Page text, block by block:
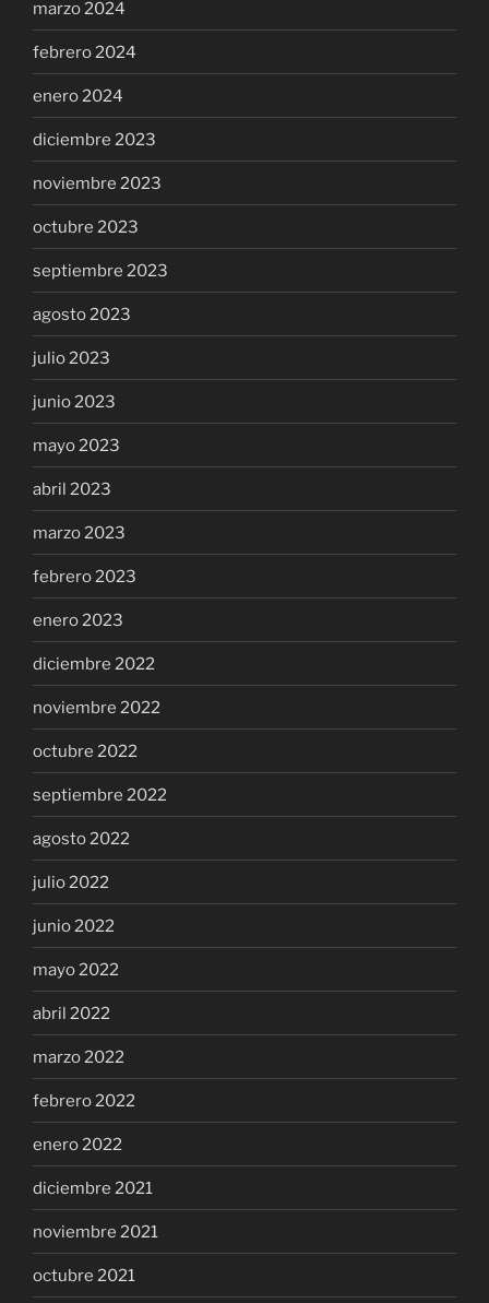
marzo 2024
febrero 2024
enero 2024
diciembre 2023
noviembre 2023
octubre 2023
septiembre 2023
agosto 2023
julio 2023
junio 2023
mayo 2023
abril 2023
marzo 2023
febrero 2023
enero 2023
diciembre 2022
noviembre 2022
octubre 2022
septiembre 2022
agosto 2022
julio 2022
junio 2022
mayo 2022
abril 2022
marzo 2022
febrero 2022
enero 2022
diciembre 2021
noviembre 2021
octubre 2021